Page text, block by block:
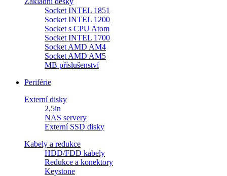
Socket INTEL 1851
Socket INTEL 1200
Socket s CPU Atom
Socket INTEL 1700
Socket AMD AM4
Socket AMD AM5
MB příslušenství
Periférie
Externí disky
2,5in
NAS servery
Externí SSD disky
Kabely a redukce
HDD/FDD kabely
Redukce a konektory
Keystone